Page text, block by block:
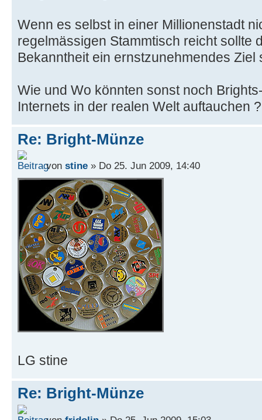
Wenn es selbst in einer Millionenstadt
regelmässigen Stammtisch reicht sollte
Bekanntheit ein ernstzunehmendes Ziel
Wie und Wo könnten sonst noch
Internets in der realen Welt auftauchen ?
Re: Bright-Münze
von stine » Do 25. Jun 2009, 14:40
LG stine
Re: Bright-Münze